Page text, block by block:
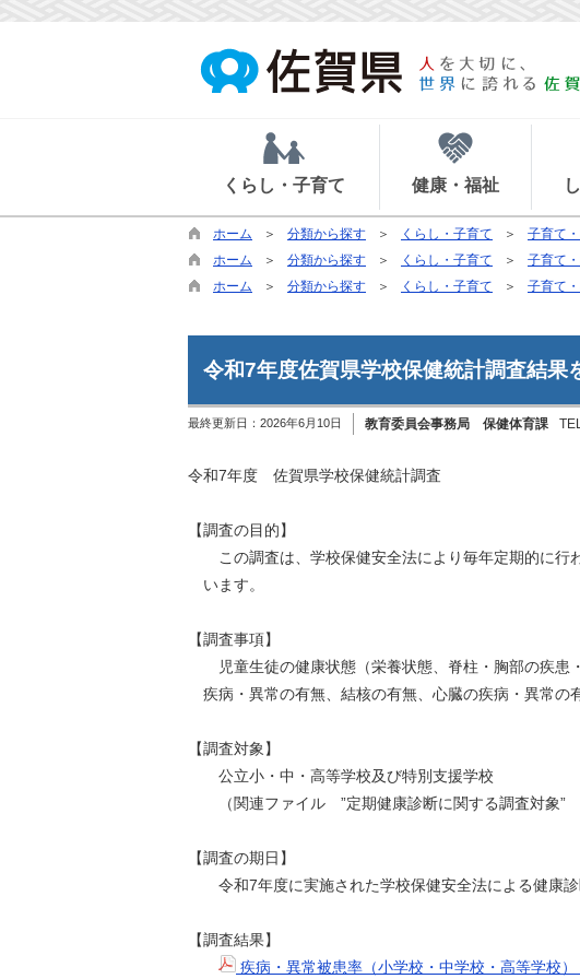
くらし・子育て 健康・福祉
ホーム 分類から探す くらし・子育て 子育て
ホーム
分類から探す くらし・子育て 子育て
ホーム
分類から探す くらし・子育て 子育て
令和7年度佐賀県学校保健統計調査結果
最終更新日： 2026年6月10日 教育委員会事務局 保健体育課
令和7年度 佐賀県学校保健統計調査
【調査の目的】
この調査は、学校保健安全法により毎年定期的に行
います。
【調査事項】
児童生徒の健康状態（栄養状態、脊柱・胸部の疾患
疾病・異常の有無、結核の有無、心臓の疾病・異常の
【調査対象】
公立小・中・高等学校及び特別支援学校
（関連ファイル ”定期健康診断に関する調査対象”
【調査の期日】
令和7年度に実施された学校保健安全法による健康診
【調査結果】
疾病・異常被患率（小学校・中学校・高等学校）